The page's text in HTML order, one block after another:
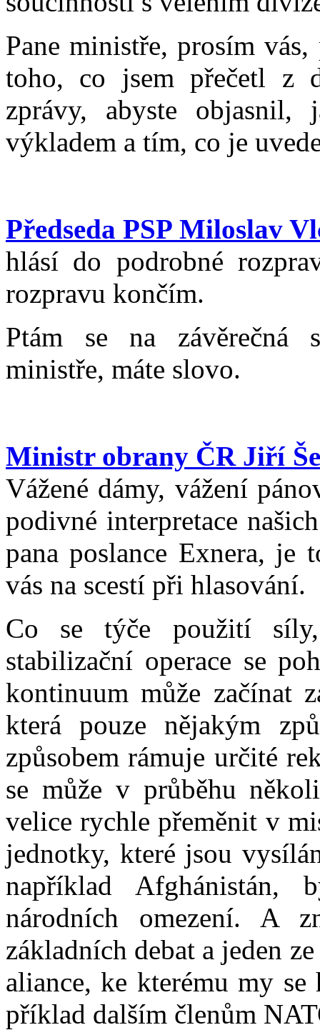
Pane ministře, prosím
toho, co jsem přečetl z
zprávy, abyste
výkladem a tím, co je
Předseda PSP Miloslav
hlásí do podrobné
rozpravu končím.
Ptám se na závěrečná
ministře, máte slovo.
Ministr obrany ČR Jiří
Vážené dámy, vážení
podivné interpretace
pana poslance Exnera, je
vás na scestí při hlasování.
Co se týče použití
stabilizační operace se
kontinuum může začínat
která pouze nějakým
způsobem rámuje určité
se může v průběhu
velice rychle přeměnit v
jednotky, které jsou
například Afghánistán,
národních omezení. A
základních debat a jeden
aliance, ke kterému my
příklad dalším členům